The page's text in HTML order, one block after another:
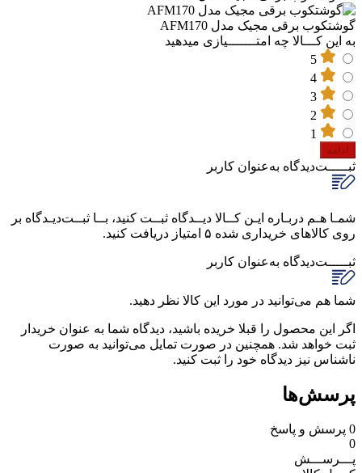
گوشتکوب برقی مجیک مدل AFM170
به این کـــالا چه امتـــــــیازی میدهید
ادامه
ثبـــــت‌دیدگاه به‌عنوان کاربر
شمـا هـم دربـاره ایـن کــالا دیــدگاه ثبــت کنید، بــا ثبــت‌دیـدگاه بر
روی کالاهای خریداری شده ۵ امتیاز دریافت کنید.
ثبـــــت‌دیدگاه به‌عنوان کاربر
شما هم می‌توانید در مورد این کالا نظر دهید.
اگر این محصول را قبلا خریده باشید، دیدگاه شما به عنوان خریدار
ثبت خواهد شد. همچنین در صورت تمایل می‌توانید به صورت
ناشناس نیز دیدگاه خود را ثبت کنید.
پرسش‌ها
0 پرسش و پاسخ
0
پـــرســـش